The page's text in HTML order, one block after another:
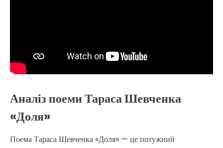
Аналіз поеми Тараса Шевченка
«Доля»
Поема Тараса Шевченка «Доля» — це потужний